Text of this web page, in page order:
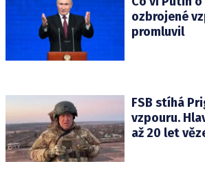
ozbrojené
promluvil
FSB stíhá
vzpouru.
až 20 let